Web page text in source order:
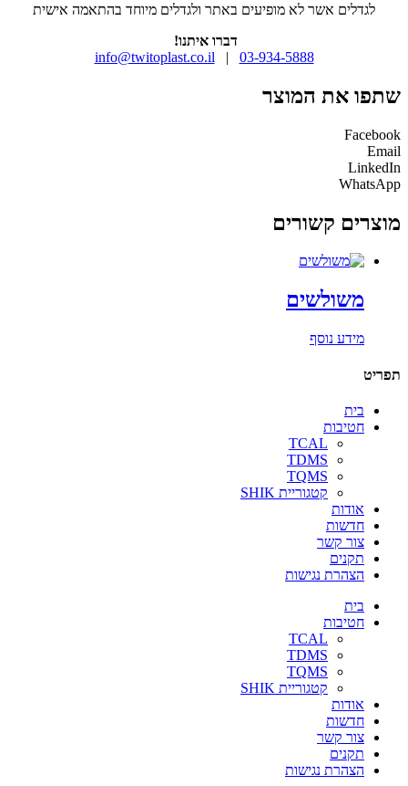
לגדלים אשר לא מופיעים באתר ולגדלים מיוחד בהתאמה אישית
דברו איתנו!
03-934-5888
|
info@twitoplast.co.il
שתפו את המוצר
Facebook
Email
LinkedIn
WhatsApp
מוצרים קשורים
משולשים
מידע נוסף
תפריט
בית
חטיבות
TCAL
TDMS
TQMS
קטגוריית SHIK
אודות
חדשות
צור קשר
תקנים
הצהרת נגישות
בית
חטיבות
TCAL
TDMS
TQMS
קטגוריית SHIK
אודות
חדשות
צור קשר
תקנים
הצהרת נגישות